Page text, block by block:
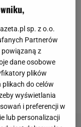
łódzkiej Atlas
fanów
walki o pas
dwoma
dwóch
sp. z o.o.
Partnerów
powiązaną z
dane osobowe
plików
do celów
wyświetlania
i preferencji w
lub personalizacji